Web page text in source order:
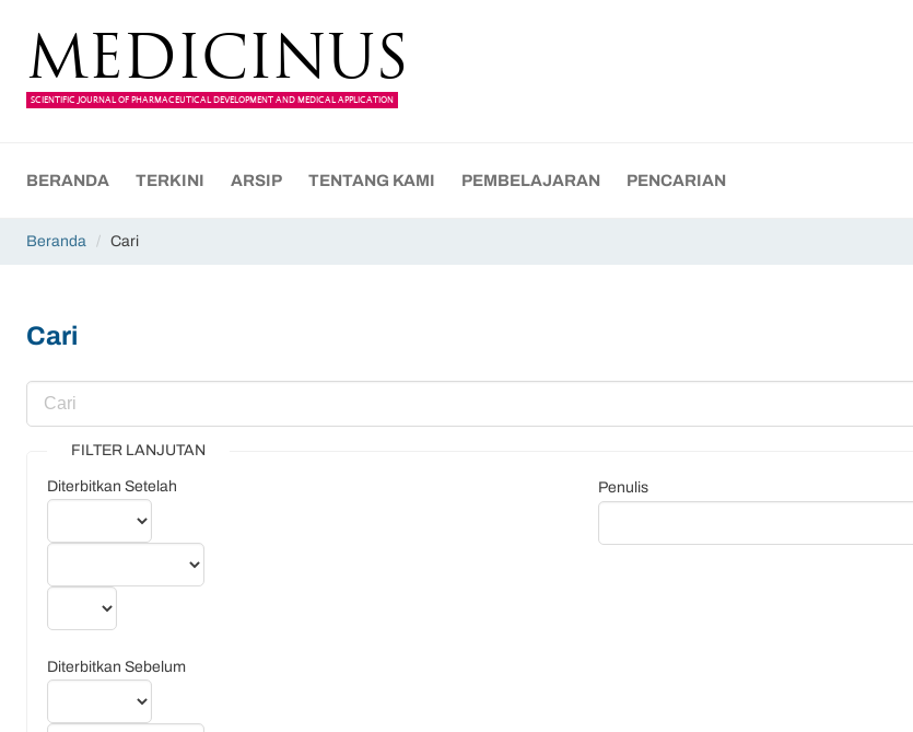
MEDICINUS
SCIENTIFIC JOURNAL OF PHARMACEUTICAL DEVELOPMENT AND MEDICAL APPLICATION
BERANDA TERKINI ARSIP TENTANG KAMI PEMBELAJARAN PENCARIAN
Beranda / Cari
Cari
FILTER LANJUTAN
Diterbitkan Setelah
Diterbitkan Sebelum
Penulis